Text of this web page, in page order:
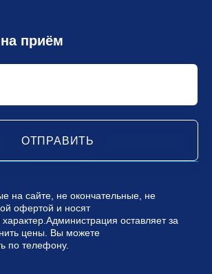
приём
ОТПРАВИТЬ
на сайте, не окончательные, не
офертой и носят
оставляет за
цены. Вы можете
по телефону.